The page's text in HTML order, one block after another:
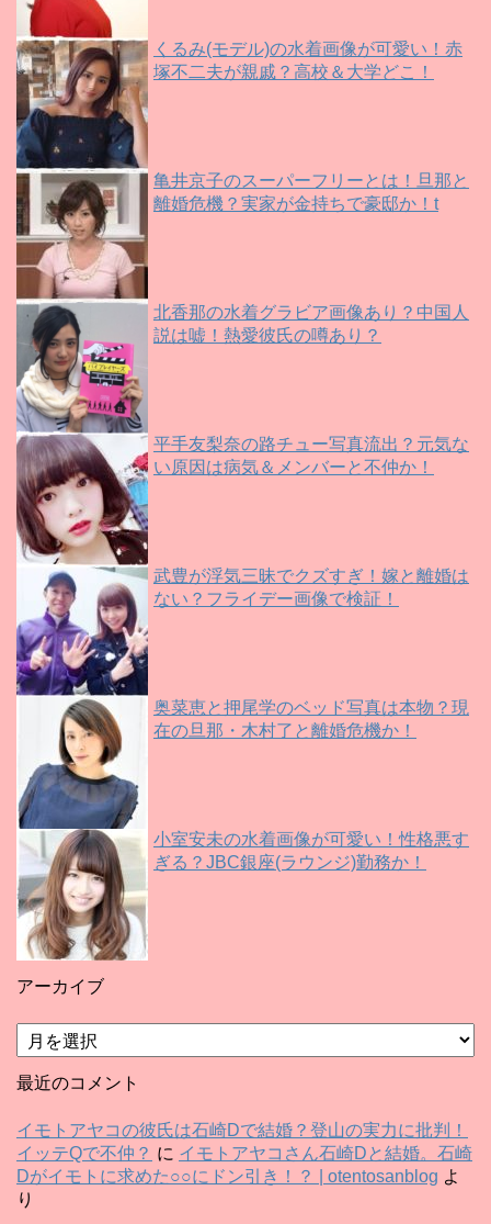
くるみ(モデル)の水着画像が可愛い！赤
塚不二夫が親戚？高校＆大学どこ！
亀井京子のスーパーフリーとは！旦那と
離婚危機？実家が金持ちで豪邸か！t
北香那の水着グラビア画像あり？中国人
説は嘘！熱愛彼氏の噂あり？
平手友梨奈の路チュー写真流出？元気な
い原因は病気＆メンバーと不仲か！
武豊が浮気三昧でクズすぎ！嫁と離婚は
ない？フライデー画像で検証！
奥菜恵と押尾学のベッド写真は本物？現
在の旦那・木村了と離婚危機か！
小室安未の水着画像が可愛い！性格悪す
ぎる？JBC銀座(ラウンジ)勤務か！
アーカイブ
ア
ー
カ
ブ
最近のコメント
イモトアヤコの彼氏は石崎Dで結婚？登山の実力に批判！
イッテQで不仲？ に イモトアヤコさん石崎Dと結婚。石崎
Dがイモトに求めた○○にドン引き！？ | otentosanblog よ
り